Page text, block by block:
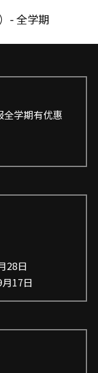
- 全学期
全学期有优惠
28日
17日